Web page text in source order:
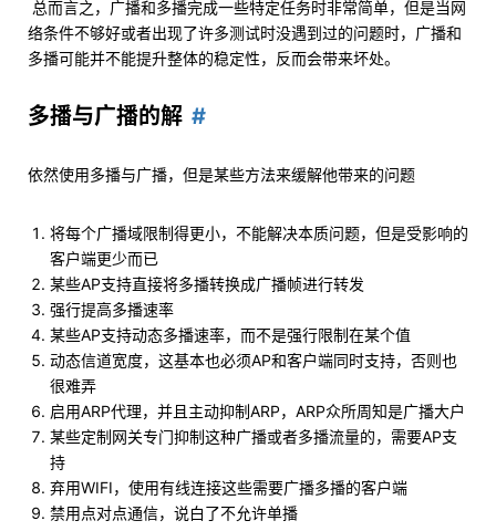
​ 总而言之，广播和多播完成一些特定任务时非常简单，但是当网
络条件不够好或者出现了许多测试时没遇到过的问题时，广播和
多播可能并不能提升整体的稳定性，反而会带来坏处。
多播与广播的解
依然使用多播与广播，但是某些方法来缓解他带来的问题
将每个广播域限制得更小，不能解决本质问题，但是受影响的
客户端更少而已
某些AP支持直接将多播转换成广播帧进行转发
强行提高多播速率
某些AP支持动态多播速率，而不是强行限制在某个值
动态信道宽度，这基本也必须AP和客户端同时支持，否则也
很难弄
启用ARP代理，并且主动抑制ARP，ARP众所周知是广播大户
某些定制网关专门抑制这种广播或者多播流量的，需要AP支
持
弃用WIFI，使用有线连接这些需要广播多播的客户端
禁用点对点通信，说白了不允许单播